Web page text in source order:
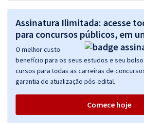
Assinatura Ilimitada: acesse
para concursos públicos, em
O melhor custo
benefício para os seus estudos e seu
cursos para todas as carreiras de
garantia de atualização pós-edital.
Comece hoje